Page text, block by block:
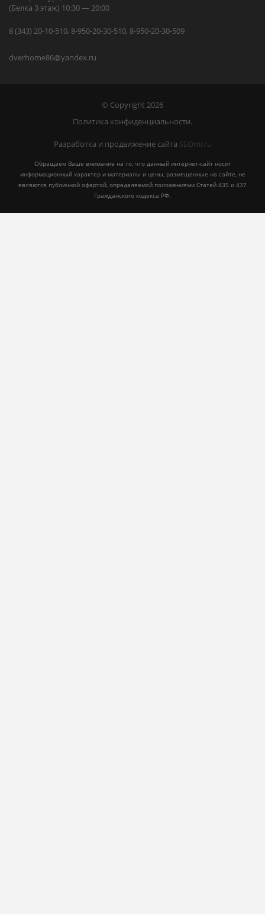
(Белка 3 этаж) 10:30 — 20:00
8 (343) 20-10-510, 8-950-20-30-510, 8-950-20-30-509
dverhome86@yandex.ru
© Copyright 2026
Политика конфиденциальности.
Разработка и продвижение сайта SEOmi.ru
Обращаем Ваше внимание на то, что данный интернет-сайт носит
информационный характер и материалы и цены, размещенные на сайте, не
являются публичной офертой, определяемой положениями Статей 435 и 437
Гражданского кодекса РФ.